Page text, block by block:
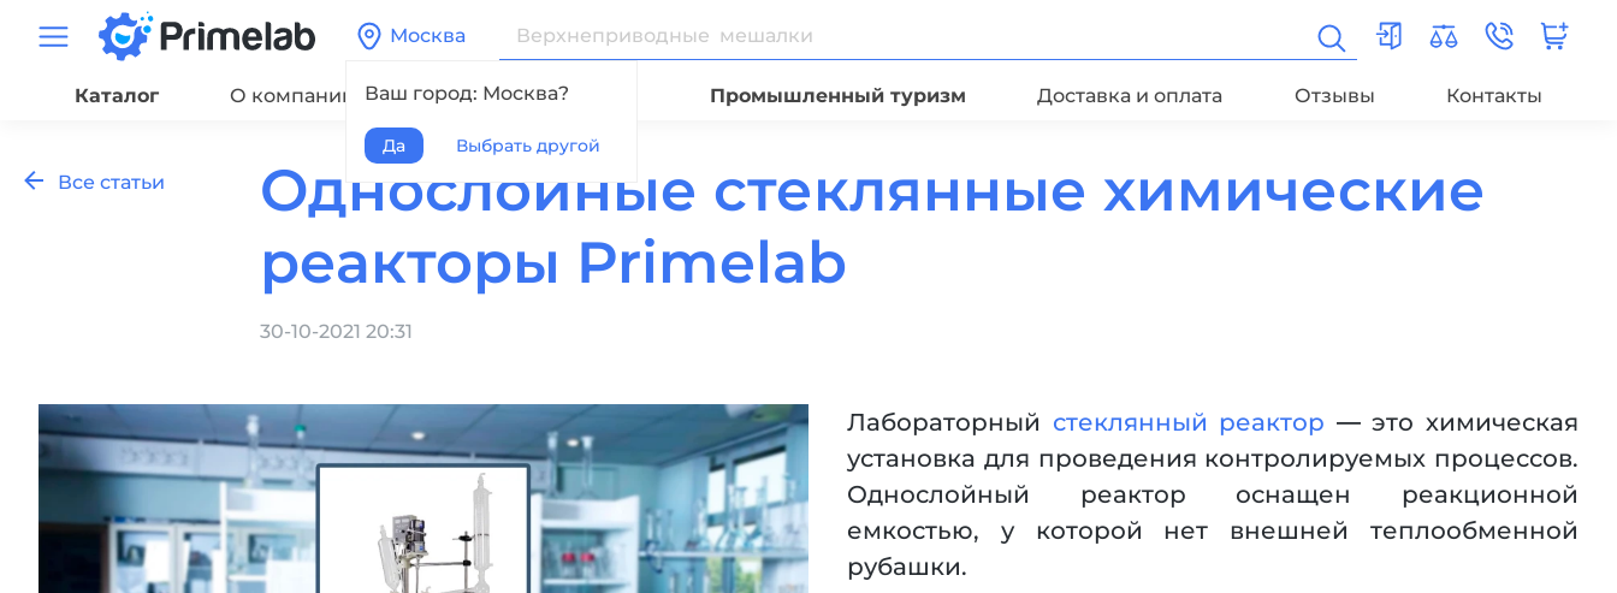
Москва
Ваш город: Москва?
Да Выбрать другой
Каталог О компании Сервис Промышленный туризм Доставка и оплата Отзывы Контакты
Все статьи
Однослойные стеклянные химические
реакторы Primelab
30-10-2021 20:31
Лабораторный стеклянный реактор — это химическая
установка для проведения контролируемых процессов.
Однослойный реактор оснащен реакционной
емкостью, у которой нет внешней теплообменной
рубашки.